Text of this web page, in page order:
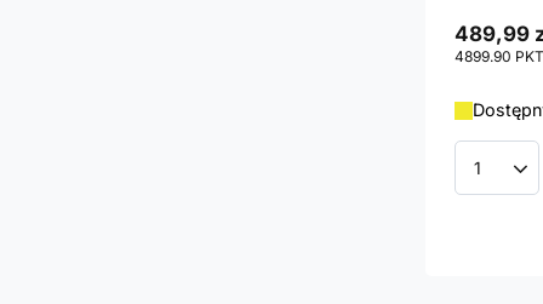
489,99
4899.90 PKT
Ilość